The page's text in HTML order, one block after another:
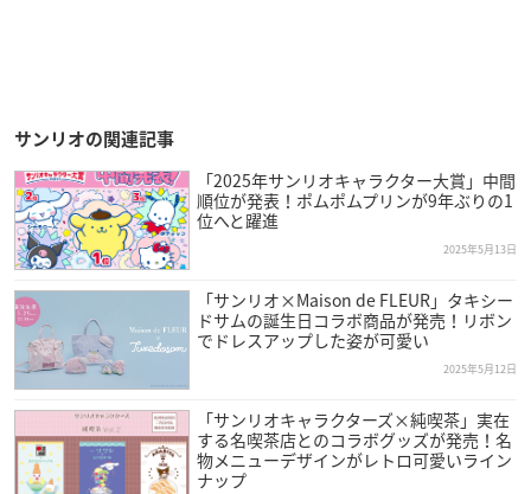
サンリオの関連記事
「2025年サンリオキャラクター大賞」中間
順位が発表！ポムポムプリンが9年ぶりの1
位へと躍進
2025年5月13日
「サンリオ×Maison de FLEUR」タキシー
ドサムの誕生日コラボ商品が発売！リボン
でドレスアップした姿が可愛い
2025年5月12日
「サンリオキャラクターズ×純喫茶」実在
する名喫茶店とのコラボグッズが発売！名
物メニューデザインがレトロ可愛いライン
ナップ